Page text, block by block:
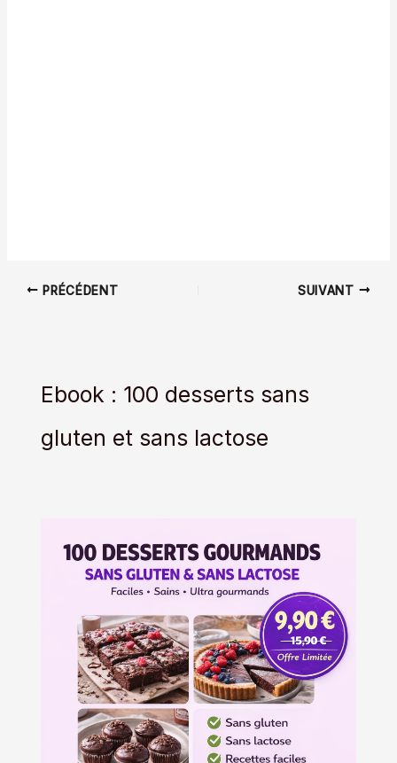
PRÉCÉDENT SUIVANT
Ebook : 100 desserts sans
gluten et sans lactose